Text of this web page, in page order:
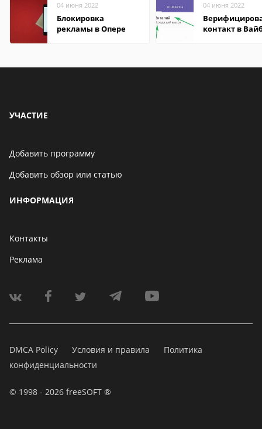
04 июня 2022
Блокировка
рекламы в Опере
04 июня 2022
контакт в
УЧАСТИЕ
Добавить программу
Добавить обзор или статью
ИНФОРМАЦИЯ
Контакты
Реклама
DMCA Policy Условия и правила
Политика
конфиденциальности
© 1998 - 2026 freeSOFT ®